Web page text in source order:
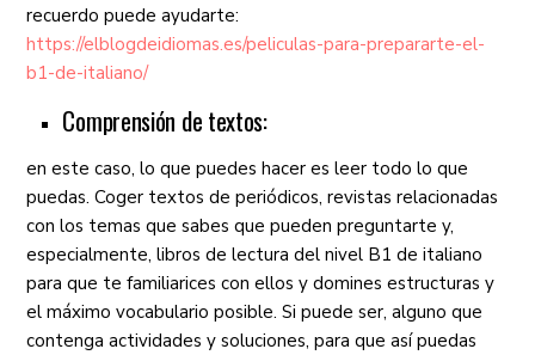
recuerdo puede ayudarte:
https://elblogdeidiomas.es/peliculas-para-prepararte-el-
b1-de-italiano/
Comprensión de textos:
en este caso, lo que puedes hacer es leer todo lo que
puedas. Coger textos de periódicos, revistas relacionadas
con los temas que sabes que pueden preguntarte y,
especialmente, libros de lectura del nivel B1 de italiano
para que te familiarices con ellos y domines estructuras y
el máximo vocabulario posible. Si puede ser, alguno que
contenga actividades y soluciones, para que así puedas